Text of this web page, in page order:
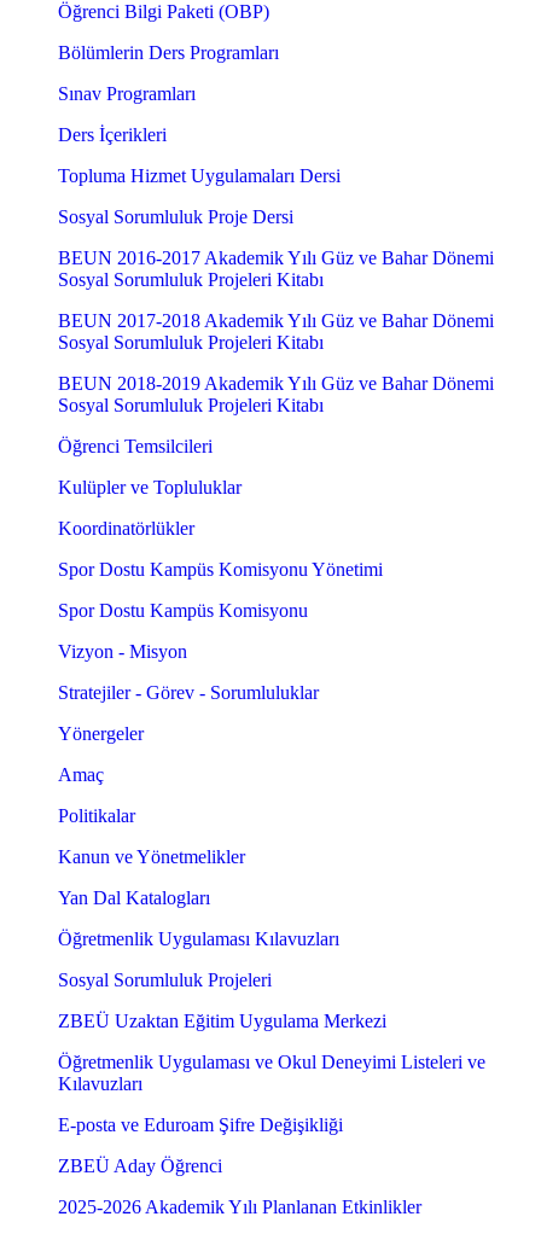
Öğrenci Bilgi Paketi (OBP)
Bölümlerin Ders Programları
Sınav Programları
Ders İçerikleri
Topluma Hizmet Uygulamaları Dersi
Sosyal Sorumluluk Proje Dersi
BEUN 2016-2017 Akademik Yılı Güz ve Bahar Dönemi
Sosyal Sorumluluk Projeleri Kitabı
BEUN 2017-2018 Akademik Yılı Güz ve Bahar Dönemi
Sosyal Sorumluluk Projeleri Kitabı
BEUN 2018-2019 Akademik Yılı Güz ve Bahar Dönemi
Sosyal Sorumluluk Projeleri Kitabı
Öğrenci Temsilcileri
Kulüpler ve Topluluklar
Koordinatörlükler
Spor Dostu Kampüs Komisyonu Yönetimi
Spor Dostu Kampüs Komisyonu
Vizyon - Misyon
Stratejiler - Görev - Sorumluluklar
Yönergeler
Amaç
Politikalar
Kanun ve Yönetmelikler
Yan Dal Katalogları
Öğretmenlik Uygulaması Kılavuzları
Sosyal Sorumluluk Projeleri
ZBEÜ Uzaktan Eğitim Uygulama Merkezi
Öğretmenlik Uygulaması ve Okul Deneyimi Listeleri ve
Kılavuzları
E-posta ve Eduroam Şifre Değişikliği
ZBEÜ Aday Öğrenci
2025-2026 Akademik Yılı Planlanan Etkinlikler